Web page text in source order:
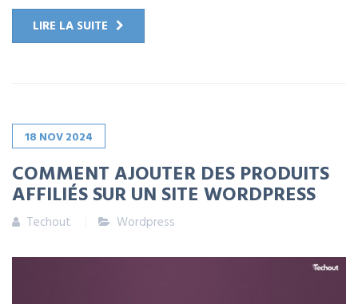
LIRE LA SUITE
18 NOV2024
COMMENT AJOUTER DES PRODUITS
AFFILIÉS SUR UN SITE WORDPRESS
Techout Wordpress